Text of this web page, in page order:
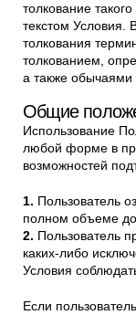
толкование
текстом Условия.
толкования
толкованием,
а также обычаями
Общие
Использование
любой форме в
возможностей
Пользователь
полном объеме до
Пользователь
каких-либо
Условия
Если